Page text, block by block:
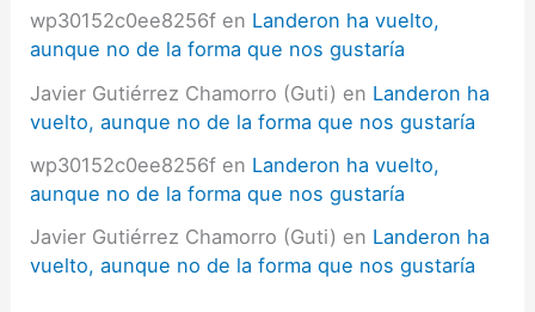
wp30152c0ee8256f en Landeron ha vuelto,
aunque no de la forma que nos gustaría
Javier Gutiérrez Chamorro (Guti) en Landeron ha
vuelto, aunque no de la forma que nos gustaría
wp30152c0ee8256f en Landeron ha vuelto,
aunque no de la forma que nos gustaría
Javier Gutiérrez Chamorro (Guti) en Landeron ha
vuelto, aunque no de la forma que nos gustaría